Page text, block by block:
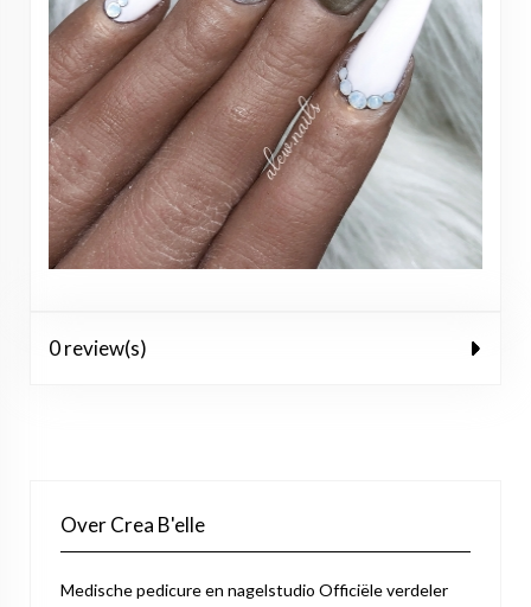
0 review(s)
Over Crea B'elle
Medische pedicure en nagelstudio Officiële verdeler